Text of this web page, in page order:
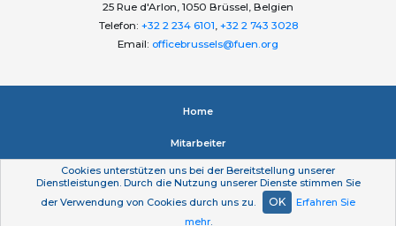
25 Rue d'Arlon, 1050 Brüssel, Belgien
Telefon: +32 2 234 6101, +32 2 743 3028
Email: officebrussels@fuen.org
Home
Mitarbeiter
Impressum
Datenschutzerklärung
Cookies unterstützen uns bei der Bereitstellung unserer
Dienstleistungen. Durch die Nutzung unserer Dienste stimmen Sie
der Verwendung von Cookies durch uns zu.
OK
Erfahren Sie
mehr.